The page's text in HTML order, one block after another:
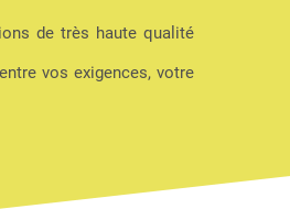
de très haute qualité
vos exigences, votre